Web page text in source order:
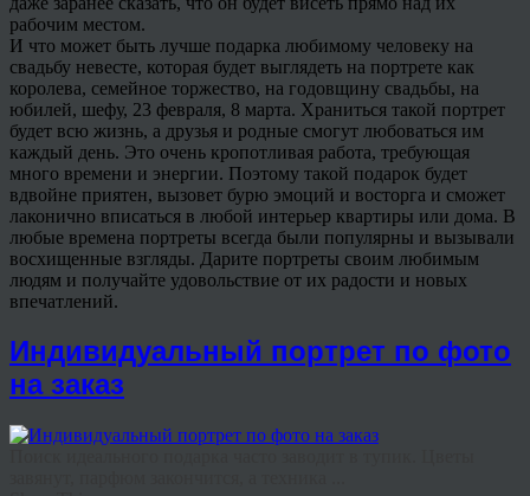
рабочим местом.
И что может быть лучше подарка любимому человеку на
свадьбу невесте, которая будет выглядеть на портрете как
королева, семейное торжество, на годовщину свадьбы, на
юбилей, шефу, 23 февраля, 8 марта. Храниться такой портрет
будет всю жизнь, а друзья и родные смогут любоваться им
каждый день. Это очень кропотливая работа, требующая
много времени и энергии. Поэтому такой подарок будет
вдвойне приятен, вызовет бурю эмоций и восторга и сможет
лаконично вписаться в любой интерьер квартиры или дома. В
любые времена портреты всегда были популярны и вызывали
восхищенные взгляды. Дарите портреты своим любимым
людям и получайте удовольствие от их радости и новых
впечатлений.
Индивидуальный портрет по фото
на заказ